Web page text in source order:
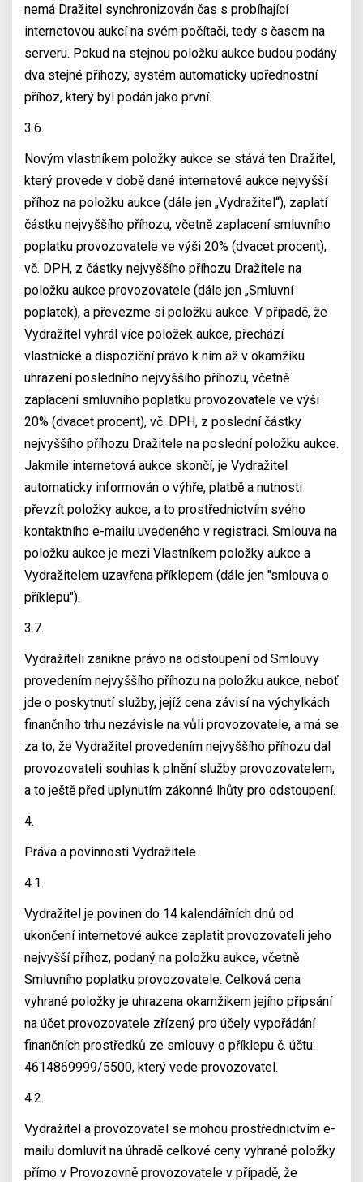
nemá Dražitel synchronizován čas s probíhající
internetovou aukcí na svém počítači, tedy s časem na
serveru. Pokud na stejnou položku aukce budou podány
dva stejné příhozy, systém automaticky upřednostní
příhoz, který byl podán jako první.
3.6.
Novým vlastníkem položky aukce se stává ten Dražitel,
který provede v době dané internetové aukce nejvyšší
příhoz na položku aukce (dále jen „Vydražitel“), zaplatí
částku nejvyššího příhozu, včetně zaplacení smluvního
poplatku provozovatele ve výši 20% (dvacet procent),
vč. DPH, z částky nejvyššího příhozu Dražitele na
položku aukce provozovatele (dále jen „Smluvní
poplatek), a převezme si položku aukce. V případě, že
Vydražitel vyhrál více položek aukce, přechází
vlastnické a dispoziční právo k nim až v okamžiku
uhrazení posledního nejvyššího příhozu, včetně
zaplacení smluvního poplatku provozovatele ve výši
20% (dvacet procent), vč. DPH, z poslední částky
nejvyššího příhozu Dražitele na poslední položku aukce.
Jakmile internetová aukce skončí, je Vydražitel
automaticky informován o výhře, platbě a nutnosti
převzít položky aukce, a to prostřednictvím svého
kontaktního e-mailu uvedeného v registraci. Smlouva na
položku aukce je mezi Vlastníkem položky aukce a
Vydražitelem uzavřena příklepem (dále jen "smlouva o
příklepu").
3.7.
Vydražiteli zanikne právo na odstoupení od Smlouvy
provedením nejvyššího příhozu na položku aukce, neboť
jde o poskytnutí služby, jejíž cena závisí na výchylkách
finančního trhu nezávisle na vůli provozovatele, a má se
za to, že Vydražitel provedením nejvyššího příhozu dal
provozovateli souhlas k plnění služby provozovatelem,
a to ještě před uplynutím zákonné lhůty pro odstoupení.
4.
Práva a povinnosti Vydražitele
4.1.
Vydražitel je povinen do 14 kalendářních dnů od
ukončení internetové aukce zaplatit provozovateli jeho
nejvyšší příhoz, podaný na položku aukce, včetně
Smluvního poplatku provozovatele. Celková cena
vyhrané položky je uhrazena okamžikem jejího připsání
na účet provozovatele zřízený pro účely vypořádání
finančních prostředků ze smlouvy o příklepu č. účtu:
4614869999/5500, který vede provozovatel.
4.2.
Vydražitel a provozovatel se mohou prostřednictvím e-
mailu domluvit na úhradě celkové ceny vyhrané položky
přímo v Provozovně provozovatele v případě, že